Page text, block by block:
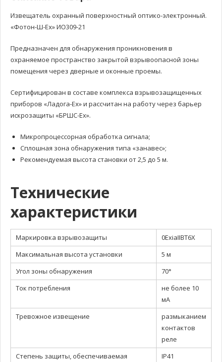
Извещатель охранный поверхностный оптико-электронный.
«Фотон-Ш-Ех» ИО309-21
Предназначен для обнаружения проникновения в
охраняемое пространство закрытой взрывоопасной зоны
помещения через дверные и оконные проемы.
Сертифицирован в составе комплекса взрывозащищенных
приборов «Ладога-Ех» и рассчитан на работу через барьер
искрозащиты «БРШС-Ех».
Микропроцессорная обработка сигнала;
Сплошная зона обнаружения типа «занавес»;
Рекомендуемая высота становки от 2,5 до 5 м.
Технические
характеристики
Маркировка взрывозащиты
0ExiaIIBT6X
Максимальная высота установки
5 м
Угол зоны обнаружения
70°
Ток потребления
не более 10
мА
Тревожное извещение
размыканием
контактов
реле
Степень защиты, обеспечиваемая
IP41